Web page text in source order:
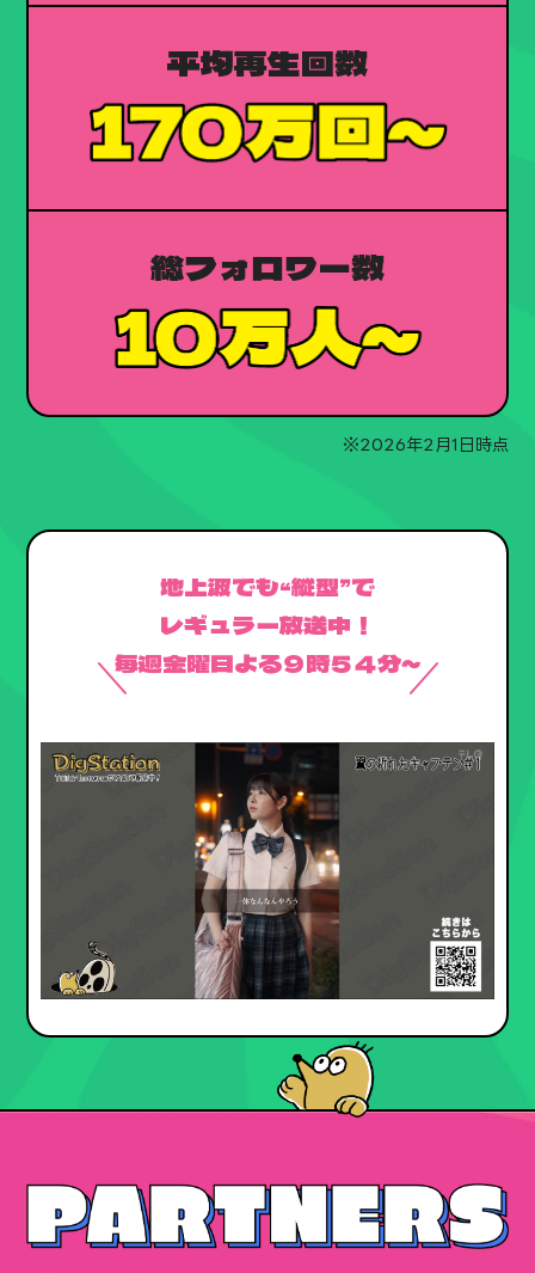
平均再生回数
総フォロワー数
※2026年2月1日時点
地上波でも“縦型”で
レギュラー放送中！
毎週金曜日よる９時５４分～